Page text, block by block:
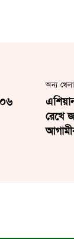
অন্য খেলা
রেখে